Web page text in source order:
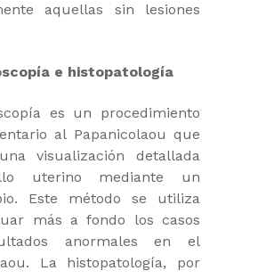
aquellas sin lesiones
e histopatología
es un procedimiento
al Papanicolaou que
visualización detallada
uterino mediante un
Este método se utiliza
más a fondo los casos
anormales en el
La histopatología, por